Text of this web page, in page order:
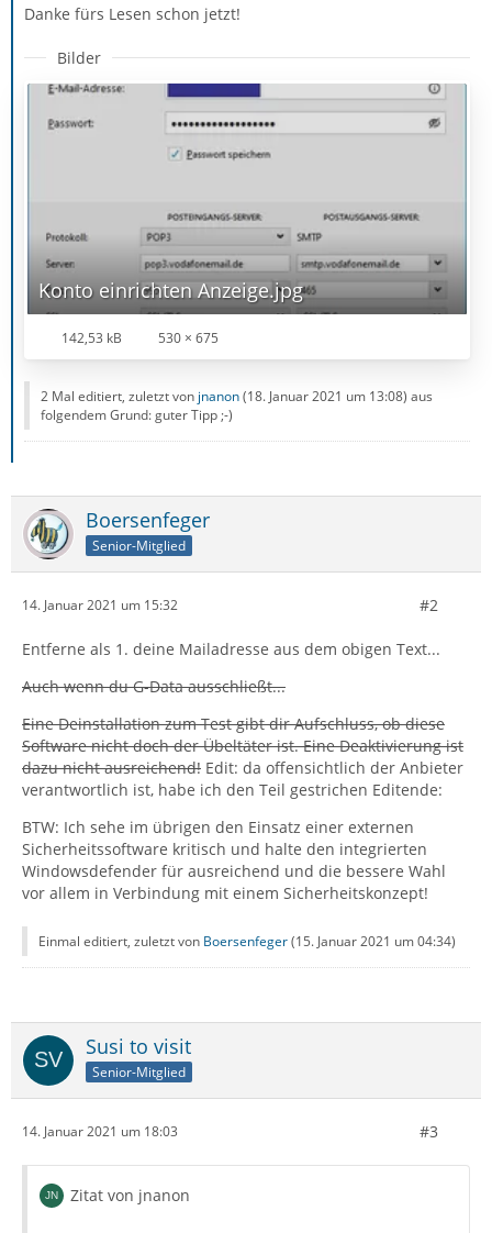
Danke fürs Lesen schon jetzt!
Bilder
Konto einrichten Anzeige.jpg
142,53 kB 530 × 675
2 Mal editiert, zuletzt von jnanon(18. Januar 2021 um 13:08) aus
folgendem Grund: guter Tipp ;-)
Boersenfeger
Senior-Mitglied
14. Januar 2021 um 15:32 #2
Entferne als 1. deine Mailadresse aus dem obigen Text...
Auch wenn du G-Data ausschließt...
Eine Deinstallation zum Test gibt dir Aufschluss, ob diese
Software nicht doch der Übeltäter ist. Eine Deaktivierung ist
dazu nicht ausreichend! Edit: da offensichtlich der Anbieter
verantwortlich ist, habe ich den Teil gestrichen Editende:
BTW: Ich sehe im übrigen den Einsatz einer externen
Sicherheitssoftware kritisch und halte den integrierten
Windowsdefender für ausreichend und die bessere Wahl
vor allem in Verbindung mit einem Sicherheitskonzept!
Einmal editiert, zuletzt von Boersenfeger(15. Januar 2021 um 04:34)
Susi to visit
Senior-Mitglied
14. Januar 2021 um 18:03 #3
Zitat von jnanon